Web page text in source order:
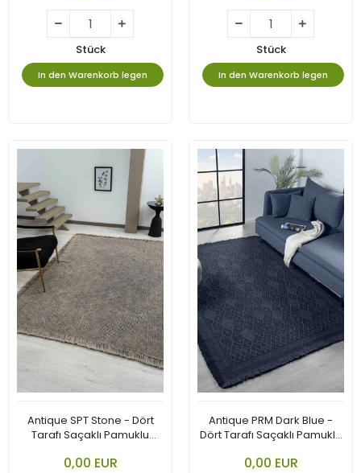
Stück
In den Warenkorb legen
Stück
In den Warenkorb legen
Antique SPT Stone - Dört
Tarafı Saçaklı Pamuklu
0,00 EUR
Antique PRM Dark Blue -
Dört Tarafı Saçaklı Pamuklu
0,00 EUR